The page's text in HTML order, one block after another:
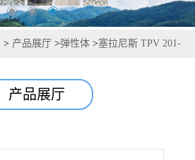
> 产品展厅 >弹性体 >塞拉尼斯 TPV 201-
产品展厅